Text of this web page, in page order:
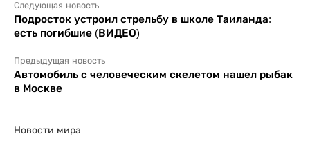
Следующая новость
Подросток устроил стрельбу в школе Таиланда:
есть погибшие (ВИДЕО)
Предыдущая новость
Автомобиль с человеческим скелетом нашел рыбак
в Москве
Новости мира